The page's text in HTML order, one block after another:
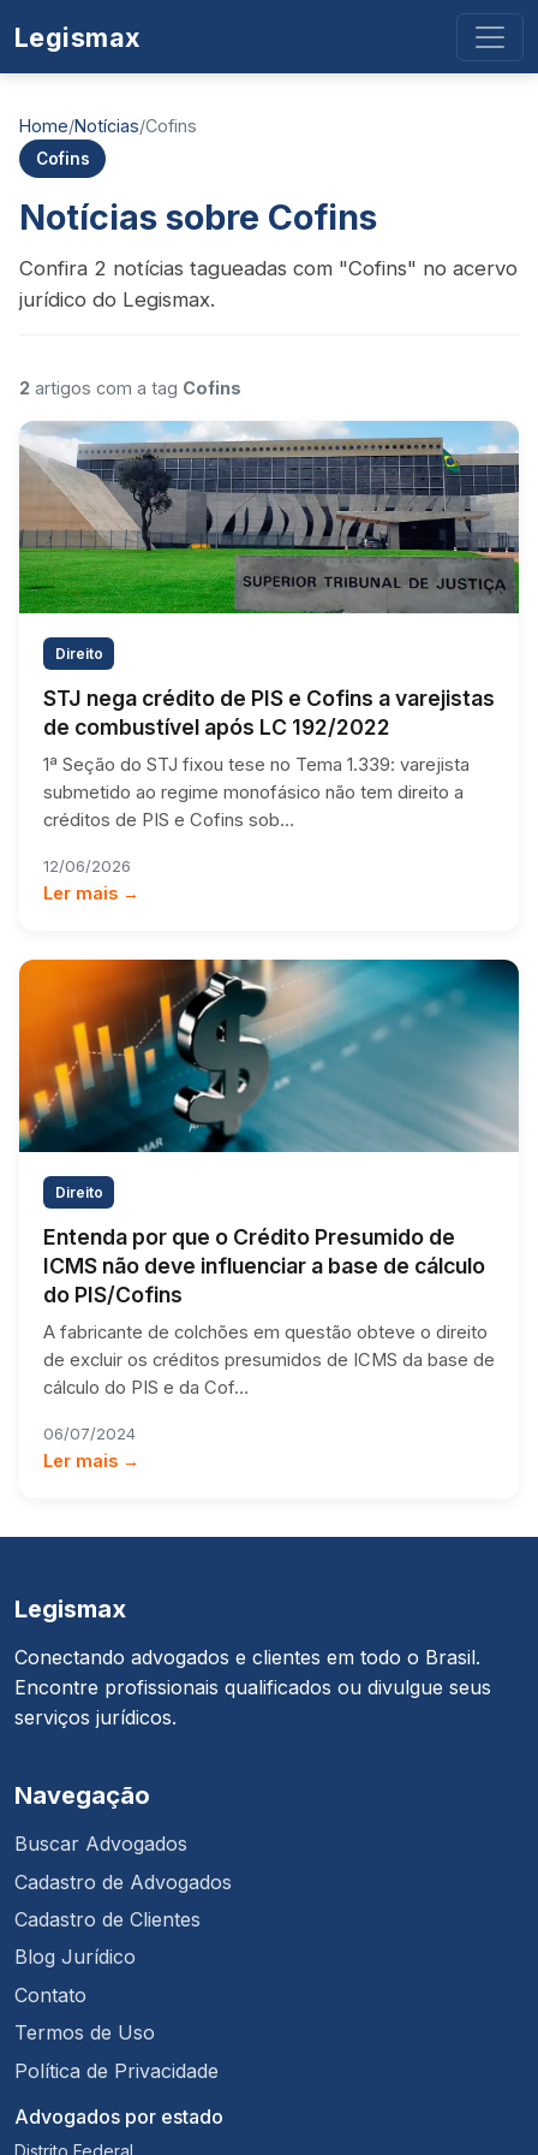
Legismax
Home/Notícias/Cofins
Cofins
Notícias sobre Cofins
Confira 2 notícias tagueadas com "Cofins" no acervo
jurídico do Legismax.
2 artigos com a tag Cofins
Direito
STJ nega crédito de PIS e Cofins a varejistas
de combustível após LC 192/2022
1ª Seção do STJ fixou tese no Tema 1.339: varejista
submetido ao regime monofásico não tem direito a
créditos de PIS e Cofins sob…
12/06/2026
Ler mais →
Direito
Entenda por que o Crédito Presumido de
ICMS não deve influenciar a base de cálculo
do PIS/Cofins
A fabricante de colchões em questão obteve o direito
de excluir os créditos presumidos de ICMS da base de
cálculo do PIS e da Cof…
06/07/2024
Ler mais →
Legismax
Conectando advogados e clientes em todo o Brasil.
Encontre profissionais qualificados ou divulgue seus
serviços jurídicos.
Navegação
Buscar Advogados
Cadastro de Advogados
Cadastro de Clientes
Blog Jurídico
Contato
Termos de Uso
Política de Privacidade
Advogados por estado
Distrito Federal